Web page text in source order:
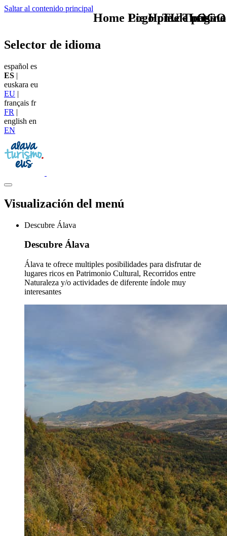
Saltar al contenido principal
TU - LOGO
Selector de idioma
español es
ES |
euskara eu
EU |
français fr
FR |
english en
EN
Visualización del menú
Descubre Álava
Descubre Álava
Álava te ofrece multiples posibilidades para disfrutar de
lugares ricos en Patrimonio Cultural, Recorridos entre
Naturaleza y/o actividades de diferente índole muy
interesantes
Home Logo pie de página
Pie Home Turismo